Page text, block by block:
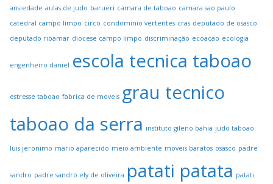
ansiedade aulas de judo barueri camara de taboao camara sao paulo
catedral campo limpo circo condominio vertentes cras deputado de osasco
deputado ribamar diocese campo limpo discriminação ecoacao ecologia
engenheiro daniel escola tecnica taboao
estresse taboao fabrica de moveis grau tecnico
taboao da serra instituto gileno bahia judo taboao
luis jeronimo mario aparecido meio ambiente moveis baratos osasco padre
sandro padre sandro ely de oliveira patati patata patati